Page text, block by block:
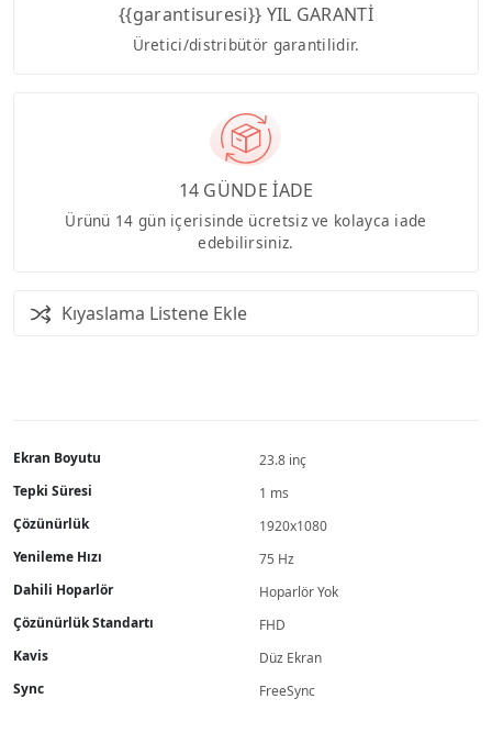
{{garantisuresi}} YIL GARANTİ
Üretici/distribütör garantilidir.
14 GÜNDE İADE
Ürünü 14 gün içerisinde ücretsiz ve kolayca iade
edebilirsiniz.
Kıyaslama Listene Ekle
Ekran Boyutu
23.8 inç
Tepki Süresi
1 ms
Çözünürlük
1920x1080
Yenileme Hızı
75 Hz
Dahili Hoparlör
Hoparlör Yok
Çözünürlük Standartı
FHD
Kavis
Düz Ekran
Sync
FreeSync